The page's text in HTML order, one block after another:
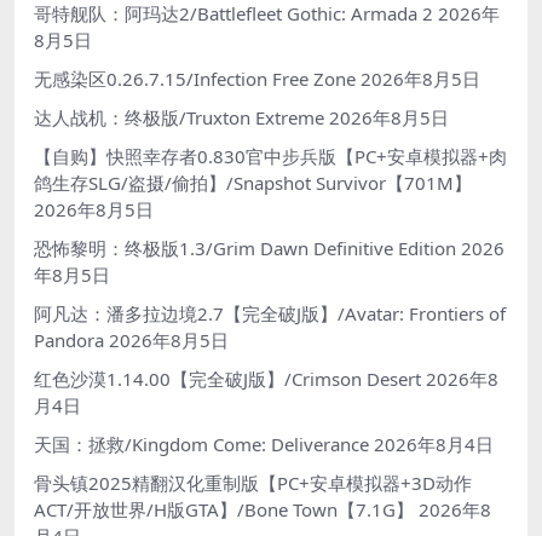
哥特舰队：阿玛达2/Battlefleet Gothic: Armada 2 2026年
8月5日
无感染区0.26.7.15/Infection Free Zone 2026年8月5日
达人战机：终极版/Truxton Extreme 2026年8月5日
【自购】快照幸存者0.830官中步兵版【PC+安卓模拟器+肉
鸽生存SLG/盗摄/偷拍】/Snapshot Survivor【701M】
2026年8月5日
恐怖黎明：终极版1.3/Grim Dawn Definitive Edition 2026
年8月5日
阿凡达：潘多拉边境2.7【完全破J版】/Avatar: Frontiers of
Pandora 2026年8月5日
红色沙漠1.14.00【完全破J版】/Crimson Desert 2026年8
月4日
天国：拯救/Kingdom Come: Deliverance 2026年8月4日
骨头镇2025精翻汉化重制版【PC+安卓模拟器+3D动作
ACT/开放世界/H版GTA】/Bone Town【7.1G】
2026年8